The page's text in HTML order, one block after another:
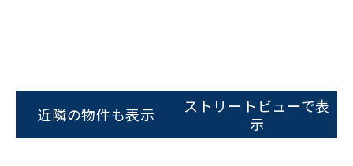
フォームでお問い合わせ
近隣の物件も表示
ストリートビューで表
示